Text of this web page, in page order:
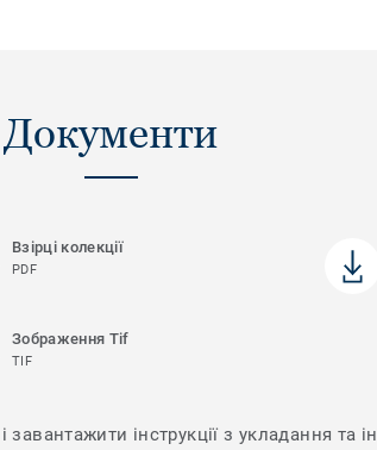
Документи
Взірці колекції
PDF
Зображення Tif
TIF
інструкції з укладання та